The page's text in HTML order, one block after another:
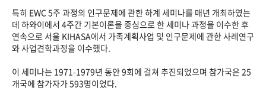
특히 EWC 5주 과정의 인구문제에 관한 하계 세미나를 매년 개최하였는
데 하와이에서 4주간 기본이론을 중심으로 한 세미나 과정을 이수한 후
연속으로 서울 KIHASA에서 가족계획사업 및 인구문제에 관한 사례연구
와 사업견학과정을 이수했다.
이 세미나는 1971-1979년 동안 9회에 걸쳐 추진되었으며 참가국은 25
개국에 참가자가 593명이었다.